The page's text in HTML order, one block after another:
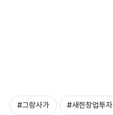
#그랑사가 #새한창업투자